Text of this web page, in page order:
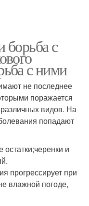
борьба с
с ними
не последнее
поражается
различных видов. На
попадают
и
прогрессирует при
влажной погоде,